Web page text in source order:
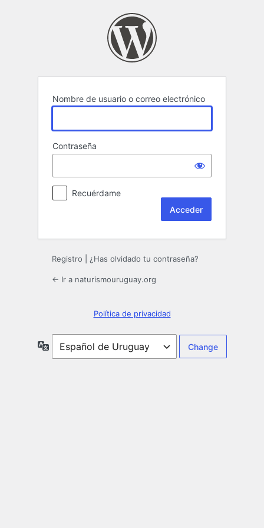
Nombre de usuario o correo electrónico
Contraseña
Recuérdame
Registro ¿Has olvidado tu contraseña?
← Ir a naturismouruguay.org
Política de privacidad
Idioma